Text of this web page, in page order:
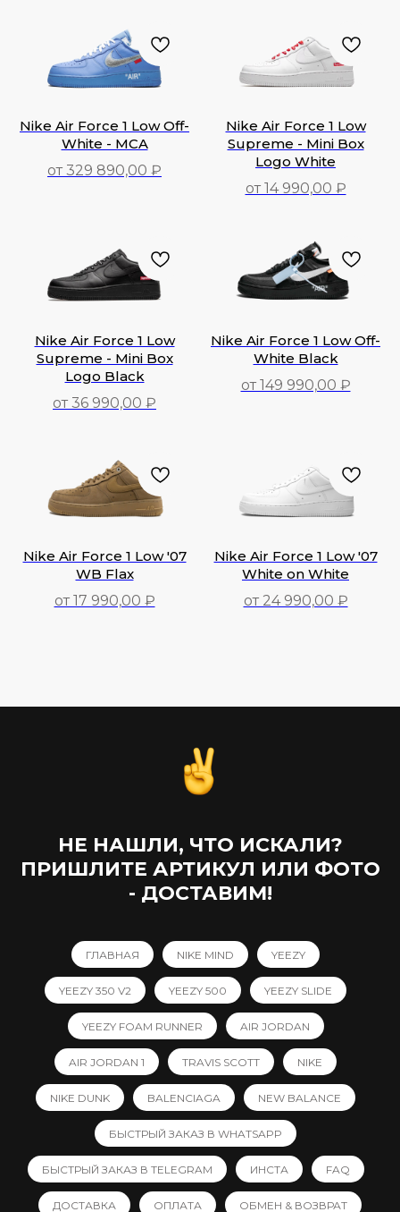
Nike Air Force 1 Low Off-
White - MCA
от 329 890,00 ₽
Nike Air Force 1 Low
Supreme - Mini Box
Logo White
от 14 990,00 ₽
Nike Air Force 1 Low
Supreme - Mini Box
Logo Black
от 36 990,00 ₽
Nike Air Force 1 Low Off-
White Black
от 149 990,00 ₽
Nike Air Force 1 Low '07
WB Flax
от 17 990,00 ₽
Nike Air Force 1 Low '07
White on White
от 24 990,00 ₽
НЕ НАШЛИ, ЧТО ИСКАЛИ?
ПРИШЛИТЕ АРТИКУЛ ИЛИ ФОТО
- ДОСТАВИМ!
ГЛАВНАЯ NIKE MIND YEEZY
YEEZY 350 V2 YEEZY 500 YEEZY SLIDE
YEEZY FOAM RUNNER AIR JORDAN
AIR JORDAN 1 TRAVIS SCOTT NIKE
NIKE DUNK BALENCIAGA NEW BALANCE
БЫСТРЫЙ ЗАКАЗ В WHATSAPP
БЫСТРЫЙ ЗАКАЗ В TELEGRAM ИНСТА FAQ
ДОСТАВКА ОПЛАТА ОБМЕН & ВОЗВРАТ